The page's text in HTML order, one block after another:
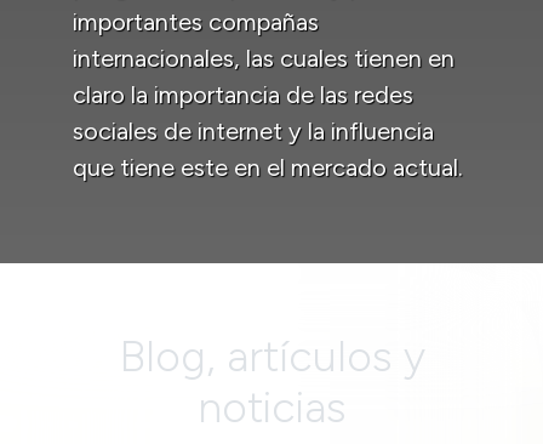
importantes compañas
internacionales, las cuales tienen en
claro la importancia de las redes
sociales de internet y la influencia
que tiene este en el mercado actual.
Blog, artículos y
noticias